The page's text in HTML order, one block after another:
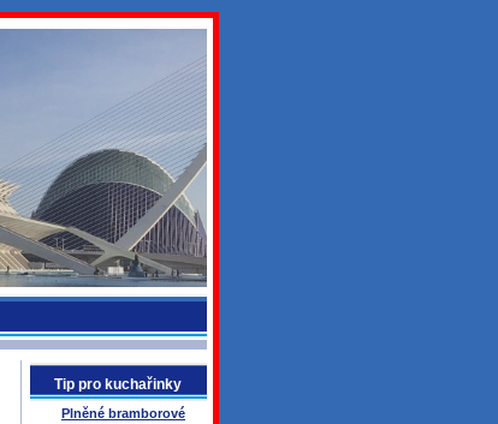
Tip pro kuchařinky
Plněné bramborové